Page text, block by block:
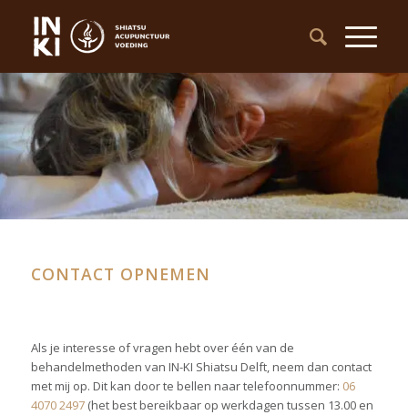
CONTACT OPNEMEN
Als je interesse of vragen hebt over één van de
behandelmethoden van IN-KI Shiatsu Delft, neem dan contact
met mij op. Dit kan door te bellen naar telefoonnummer: 06
4070 2497 (het best bereikbaar op werkdagen tussen 13.00 en